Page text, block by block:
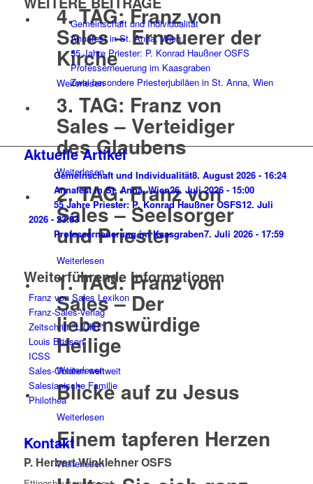
4. TAG: Franz von
Sales – Erneuerer der
Kirche
Weiterlesen
3. TAG: Franz von
Sales – Verteidiger
des Glaubens
Weiterlesen
2. TAG: Franz von
Sales – Seelsorger
und Priester
Weiterlesen
1. TAG: Franz von
Sales – Der
liebenswürdige
Heilige
Weiterlesen
Blicke auf zu Jesus
Weiterlesen
Einem tapferen Herzen
Weiterlesen
Gemeinschaft und Individualität
Annafest in St. Anna, Wien
55 Jahre Priester: P. Konrad Haußner OSFS
Professerneuerung im Kaasgraben
Zwei besondere Priesterjubiläen in St. Anna, Wien
Aktuelle Artikel
Gemeinschaft und Individualität8. August 2026 - 16:24
Annafest in St. Anna, Wien26. Juli 2026 - 15:00
55 Jahre Priester: P. Konrad Haußner OSFS12. Juli
2026 - 23:03
Professerneuerung im Kaasgraben7. Juli 2026 - 17:59
Weiterführende Informationen
Franz von Sales Lexikon
Franz-Sales-Verlag
Zeitschrift "LICHT"
Louis Brisson
ICSS
Sales-Oblaten weltweit
Salesianische Familie
Philothea
Kontakt
P. Herbert Winklehner OSFS